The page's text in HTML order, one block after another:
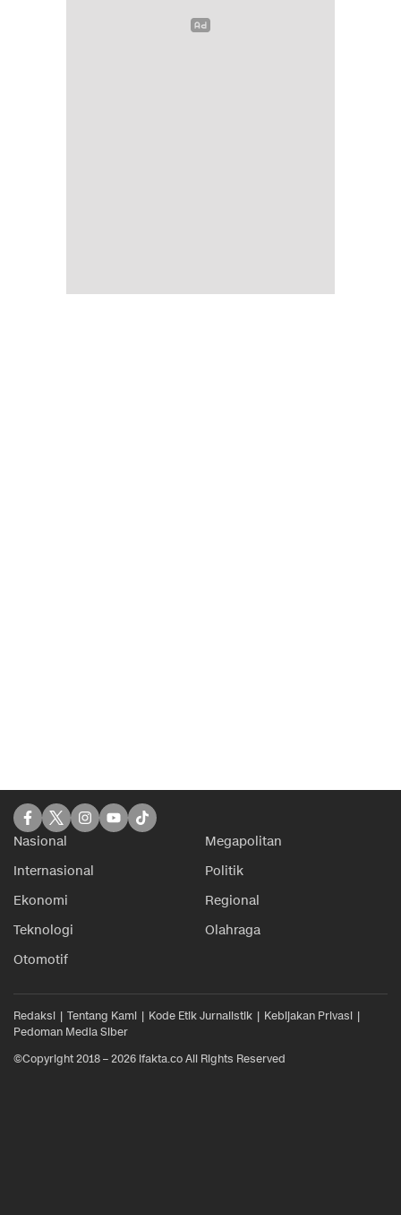
Nasional
Megapolitan
Internasional
Politik
Ekonomi
Regional
Teknologi
Olahraga
Otomotif
Redaksi Tentang Kami Kode Etik Jurnalistik
Kebijakan Privasi
Pedoman Media Siber
©Copyright 2018 – 2026 ifakta.co All Rights Reserved